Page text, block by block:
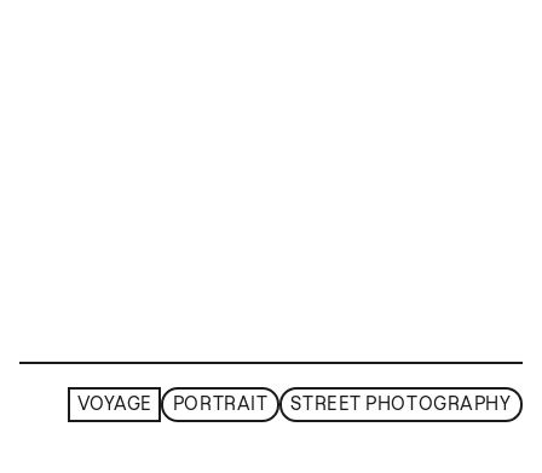
VOYAGE PORTRAIT STREET PHOTOGRAPHY